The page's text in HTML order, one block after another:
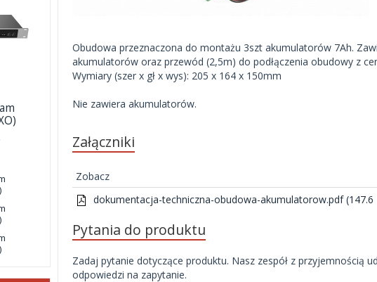
Obudowa przeznaczona do montażu 3szt akumulatorów 7Ah.
akumulatorów oraz przewód (2,5m) do podłączenia obudowy z
Wymiary (szer x gł x wys): 205 x 164 x 150mm
Nie zawiera akumulatorów.
Załączniki
Zobacz
dokumentacja-techniczna-obudowa-akumulatorow.pdf (147.6
Pytania do produktu
Zadaj pytanie dotyczące produktu. Nasz zespół z przyjemnością
odpowiedzi na zapytanie.